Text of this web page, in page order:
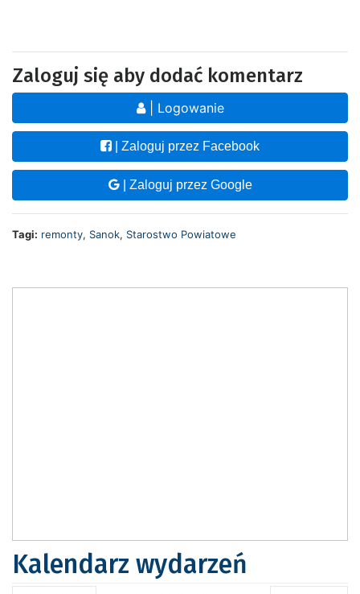
Zaloguj się aby dodać komentarz
| Logowanie
| Zaloguj przez Facebook
| Zaloguj przez Google
Tagi: remonty, Sanok, Starostwo Powiatowe
Kalendarz wydarzeń